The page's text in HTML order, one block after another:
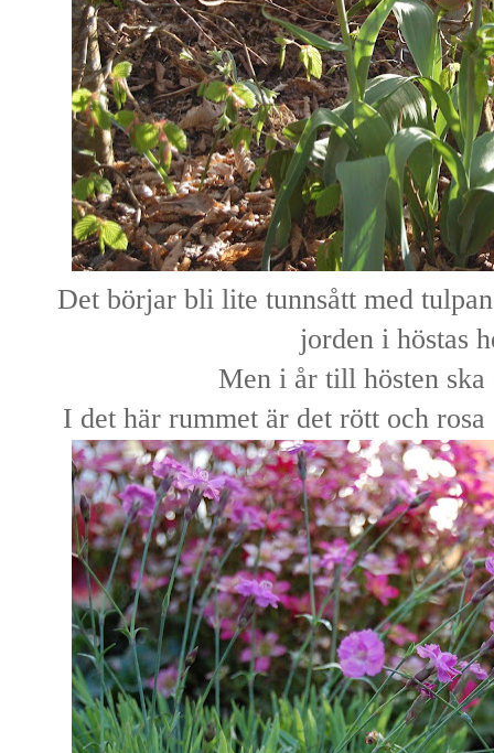
Det börjar bli lite tunnsått med
jorden i höstas
Men i år till hösten ska
I det här rummet är det rött och